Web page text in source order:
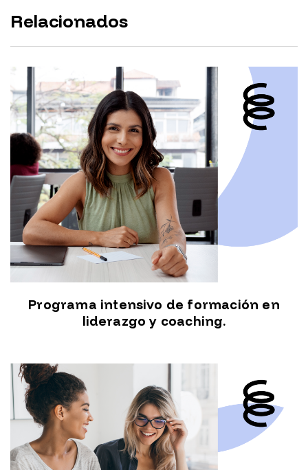
Relacionados
Programa intensivo de formación en
liderazgo y coaching.